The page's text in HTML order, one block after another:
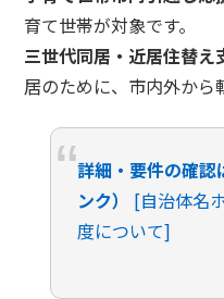
育て世帯が対象です。
三世代同居・近居住替え
居のために、市内外から
詳細・要件の確認
ンク）
[自治体名
度について]